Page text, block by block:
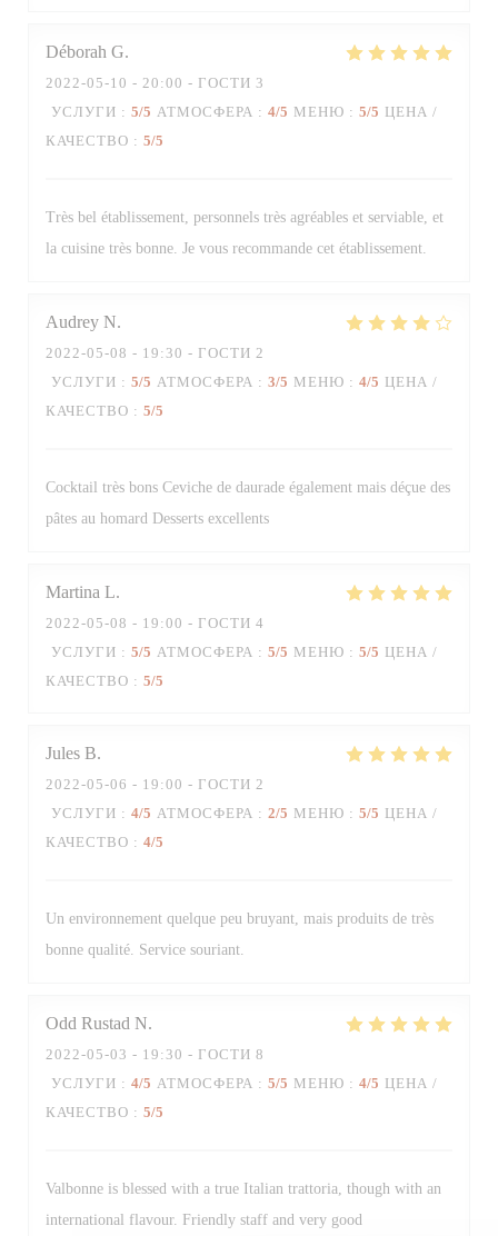
Déborah G
2022-05-10 - 20:00 - ГОСТИ 3
УСЛУГИ : 5/5 АТМОСФЕРА : 4/5 МЕНЮ : 5/5 ЦЕНА /
КАЧЕСТВО : 5/5
Très bel établissement, personnels très agréables et serviable, et
la cuisine très bonne. Je vous recommande cet établissement.
Audrey N
2022-05-08 - 19:30 - ГОСТИ 2
УСЛУГИ : 5/5 АТМОСФЕРА : 3/5 МЕНЮ : 4/5 ЦЕНА /
КАЧЕСТВО : 5/5
Cocktail très bons Ceviche de daurade également mais déçue des
pâtes au homard Desserts excellents
Martina L
2022-05-08 - 19:00 - ГОСТИ 4
УСЛУГИ : 5/5 АТМОСФЕРА : 5/5 МЕНЮ : 5/5 ЦЕНА /
КАЧЕСТВО : 5/5
Jules B
2022-05-06 - 19:00 - ГОСТИ 2
УСЛУГИ : 4/5 АТМОСФЕРА : 2/5 МЕНЮ : 5/5 ЦЕНА /
КАЧЕСТВО : 4/5
Un environnement quelque peu bruyant, mais produits de très
bonne qualité. Service souriant.
Odd Rustad N
2022-05-03 - 19:30 - ГОСТИ 8
УСЛУГИ : 4/5 АТМОСФЕРА : 5/5 МЕНЮ : 4/5 ЦЕНА /
КАЧЕСТВО : 5/5
Valbonne is blessed with a true Italian trattoria, though with an
international flavour. Friendly staff and very good